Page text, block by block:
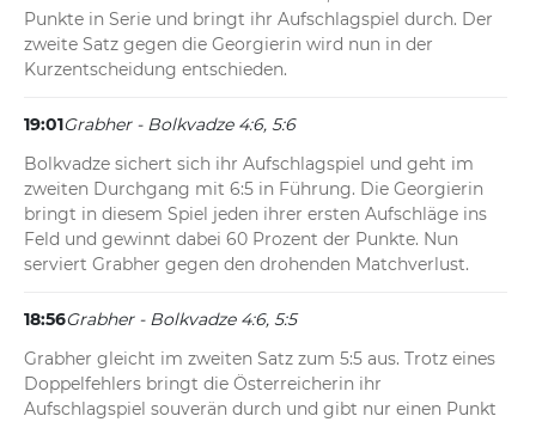
Punkte in Serie und bringt ihr Aufschlagspiel durch. Der
zweite Satz gegen die Georgierin wird nun in der
Kurzentscheidung entschieden.
19:01Grabher - Bolkvadze 4:6, 5:6
Bolkvadze sichert sich ihr Aufschlagspiel und geht im
zweiten Durchgang mit 6:5 in Führung. Die Georgierin
bringt in diesem Spiel jeden ihrer ersten Aufschläge ins
Feld und gewinnt dabei 60 Prozent der Punkte. Nun
serviert Grabher gegen den drohenden Matchverlust.
18:56Grabher - Bolkvadze 4:6, 5:5
Grabher gleicht im zweiten Satz zum 5:5 aus. Trotz eines
Doppelfehlers bringt die Österreicherin ihr
Aufschlagspiel souverän durch und gibt nur einen Punkt